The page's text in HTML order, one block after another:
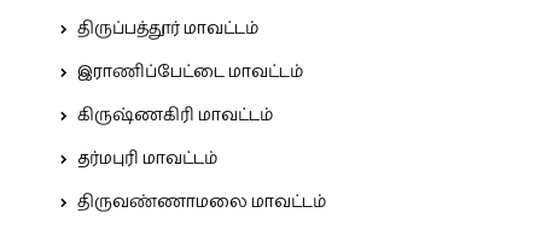
திருப்பத்தூர் மாவட்டம்
இராணிப்பேட்டை மாவட்டம்
கிருஷ்ணகிரி மாவட்டம்
தர்மபுரி மாவட்டம்
திருவண்ணாமலை மாவட்டம்